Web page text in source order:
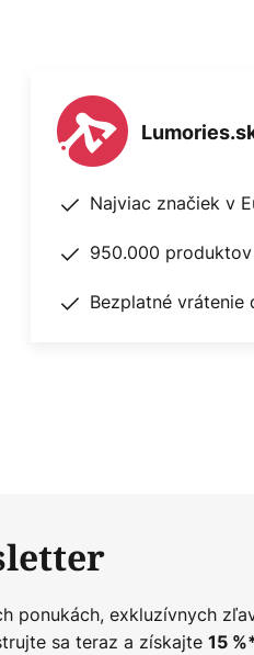
Najviac značiek v
950.000
Bezplatné vrátenie
ponukách, exkluzívnych
sa teraz a získajte 15